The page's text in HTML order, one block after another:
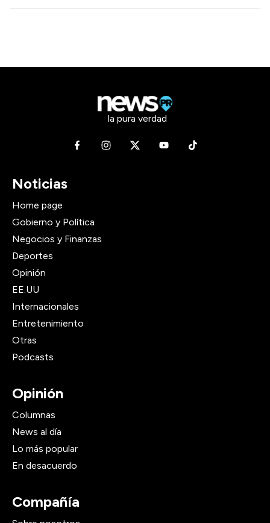
la pura verdad
Noticias
Home page
Gobierno y Política
Negocios y Finanzas
Deportes
Opinión
EE.UU
Internacionales
Entretenimiento
Otras
Podcasts
Opinión
Columnas
News al día
Lo más popular
En desacuerdo
Compañía